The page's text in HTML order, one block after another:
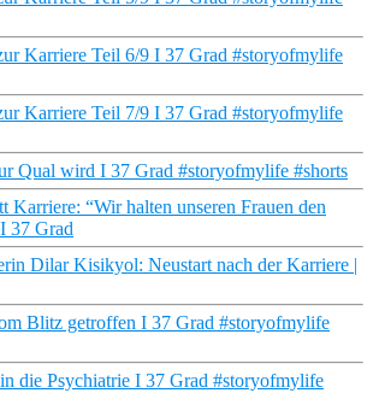
Karriere Teil 6/9 I 37 Grad #storyofmylife
Karriere Teil 7/9 I 37 Grad #storyofmylife
Qual wird I 37 Grad #storyofmylife #shorts
Karriere: “Wir halten unseren Frauen den
37 Grad
Dilar Kisikyol: Neustart nach der Karriere |
Blitz getroffen I 37 Grad #storyofmylife
die Psychiatrie I 37 Grad #storyofmylife